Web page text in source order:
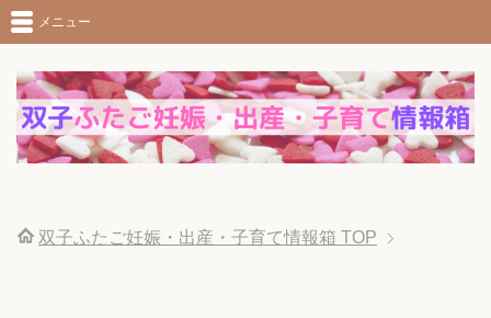
メニュー
双子ふたご妊娠・出産・子育て情報箱 TOP